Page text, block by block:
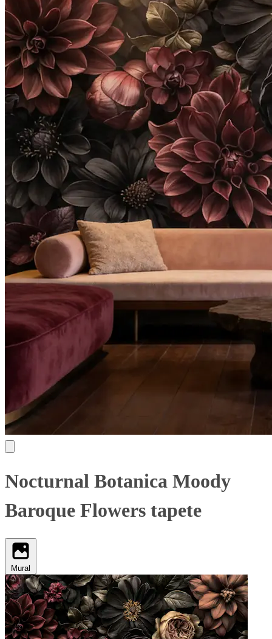
Nocturnal Botanica Moody
Baroque Flowers tapete
Mural